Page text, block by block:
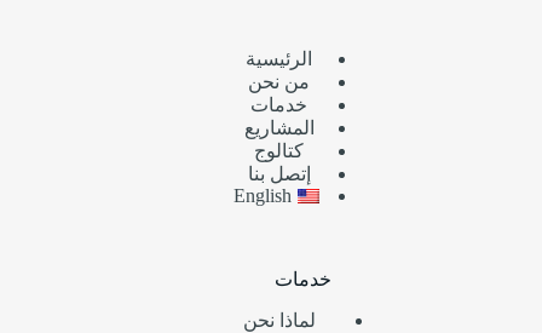
الرئيسية
من نحن
خدمات
المشاريع
كتالوج
إتصل بنا
English
خدمات
لماذا نحن